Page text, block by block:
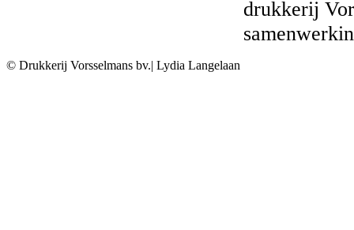
drukkerij
© Drukkerij Vorsselmans bv.| Lydia Langelaan